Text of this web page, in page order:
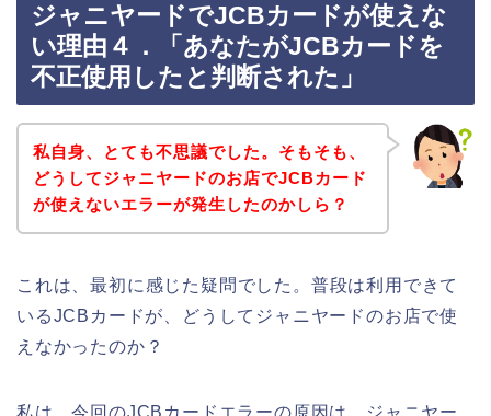
ジャニヤードでJCBカードが使えな
い理由４．「あなたがJCBカードを
不正使用したと判断された」
私自身、とても不思議でした。そもそも、
どうしてジャニヤードのお店でJCBカード
が使えないエラーが発生したのかしら？
これは、最初に感じた疑問でした。普段は利用できて
いるJCBカードが、どうしてジャニヤードのお店で使
えなかったのか？
私は、今回のJCBカードエラーの原因は、ジャニヤー